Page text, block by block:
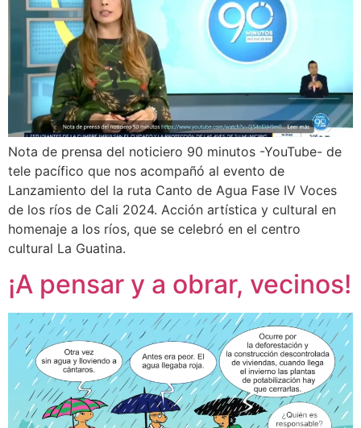
Nota de prensa del noticiero 90 minutos -YouTube- de
tele pacífico que nos acompañó al evento de
Lanzamiento del la ruta Canto de Agua Fase IV Voces
de los ríos de Cali 2024. Acción artística y cultural en
homenaje a los ríos, que se celebró en el centro
cultural La Guatina.
¡A pensar y a obrar, vecinos!